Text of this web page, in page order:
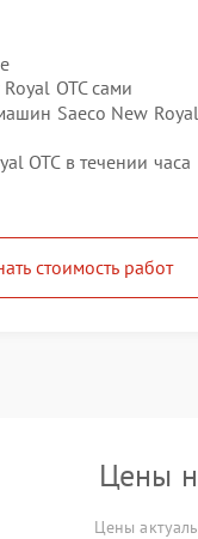
OTC сами
Saeco New Royal
OTC в течении часа
стоимость работ
Цены
Цены